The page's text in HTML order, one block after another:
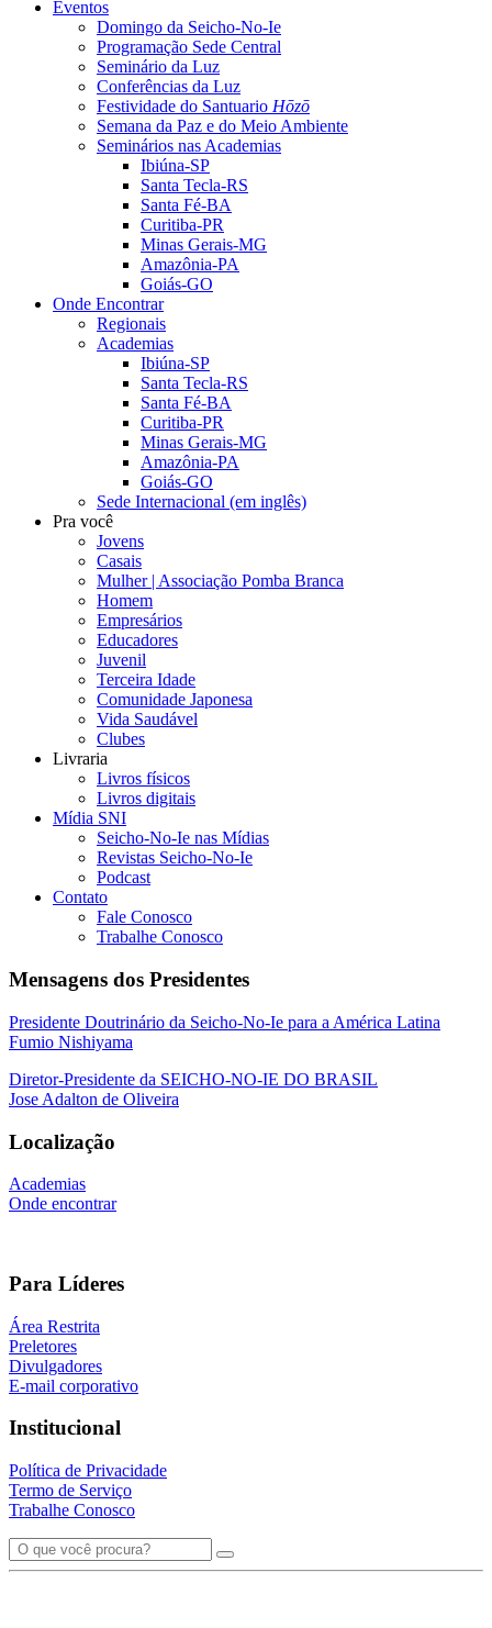
Eventos
Domingo da Seicho-No-Ie
Programação Sede Central
Seminário da Luz
Conferências da Luz
Festividade do Santuario Hōzō
Semana da Paz e do Meio Ambiente
Seminários nas Academias
Ibiúna-SP
Santa Tecla-RS
Santa Fé-BA
Curitiba-PR
Minas Gerais-MG
Amazônia-PA
Goiás-GO
Onde Encontrar
Regionais
Academias
Ibiúna-SP
Santa Tecla-RS
Santa Fé-BA
Curitiba-PR
Minas Gerais-MG
Amazônia-PA
Goiás-GO
Sede Internacional (em inglês)
Pra você
Jovens
Casais
Mulher | Associação Pomba Branca
Homem
Empresários
Educadores
Juvenil
Terceira Idade
Comunidade Japonesa
Vida Saudável
Clubes
Livraria
Livros físicos
Livros digitais
Mídia SNI
Seicho-No-Ie nas Mídias
Revistas Seicho-No-Ie
Podcast
Contato
Fale Conosco
Trabalhe Conosco
Mensagens dos Presidentes
Presidente Doutrinário da Seicho-No-Ie para a América Latina
Fumio Nishiyama
Diretor-Presidente da SEICHO-NO-IE DO BRASIL
Jose Adalton de Oliveira
Localização
Academias
Onde encontrar
Para Líderes
Área Restrita
Preletores
Divulgadores
E-mail corporativo
Institucional
Política de Privacidade
Termo de Serviço
Trabalhe Conosco